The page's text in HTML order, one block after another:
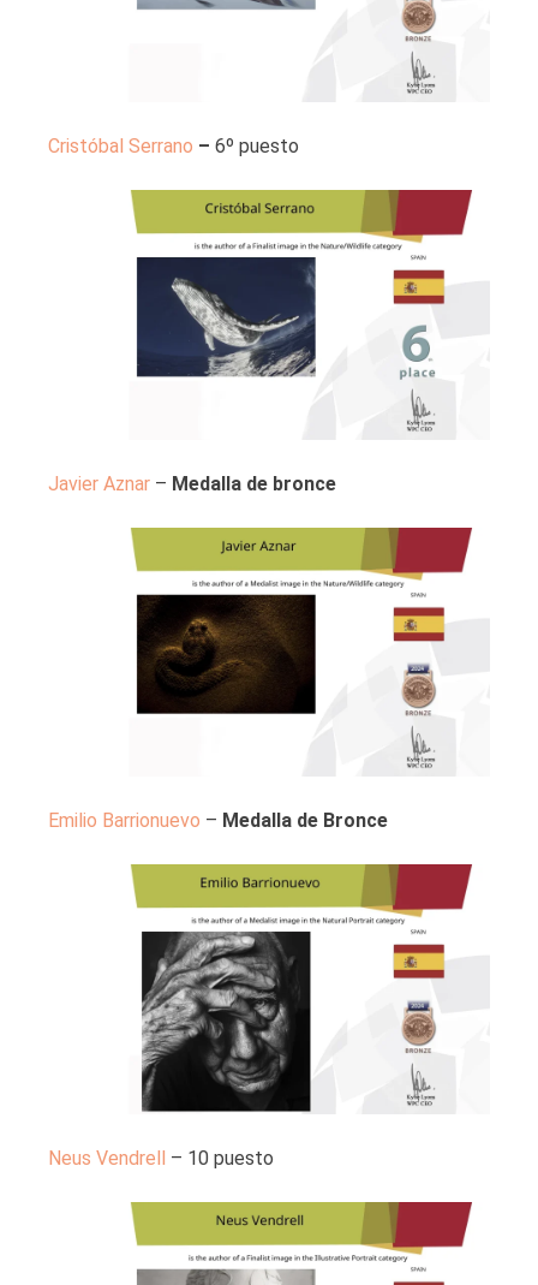
Cristóbal Serrano – 6º puesto
Javier Aznar – Medalla de bronce
Emilio Barrionuevo – Medalla de Bronce
Neus Vendrell – 10 puesto